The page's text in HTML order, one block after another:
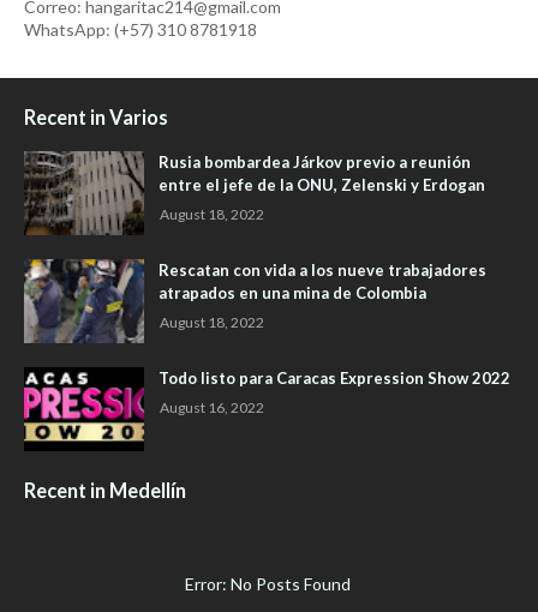
Correo: hangaritac214@gmail.com
WhatsApp: (+57) 310 8781918
Recent in Varios
Rusia bombardea Járkov previo a reunión
entre el jefe de la ONU, Zelenski y Erdogan
August 18, 2022
Rescatan con vida a los nueve trabajadores
atrapados en una mina de Colombia
August 18, 2022
Todo listo para Caracas Expression Show 2022
August 16, 2022
Recent in Medellín
Error: No Posts Found